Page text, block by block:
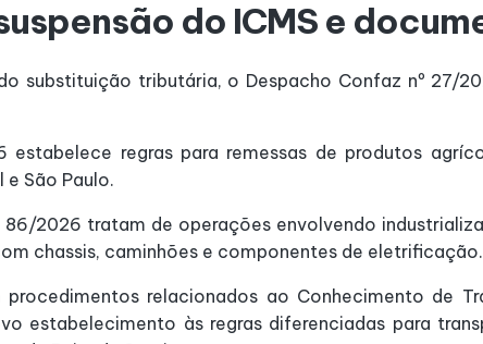
do ICMS e
substituição tributária, o Despacho Confaz nº 27/
estabelece regras para remessas de produtos
e São Paulo.
86/2026 tratam de operações envolvendo
chassis, caminhões e componentes de eletrificação.
relacionados ao Conhecimento de
estabelecimento às regras diferenciadas para